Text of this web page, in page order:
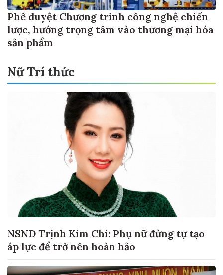
Phê duyệt Chương trình công nghệ chiến
lược, hướng trọng tâm vào thương mại hóa
sản phẩm
Nữ Trí thức
NSND Trịnh Kim Chi: Phụ nữ đừng tự tạo
áp lực để trở nên hoàn hảo